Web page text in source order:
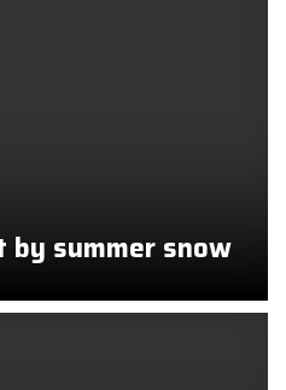
summer snow